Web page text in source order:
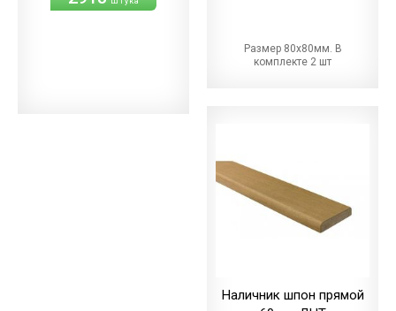
Размер 80х80мм. В
комплекте 2 шт
Наличник шпон прямой